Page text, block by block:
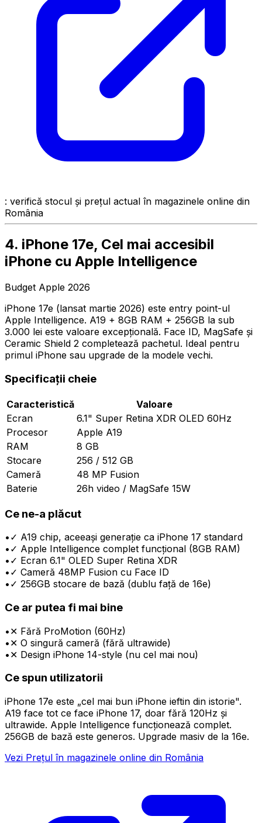
: verifică stocul și prețul actual în magazinele online din
România
4. iPhone 17e, Cel mai accesibil
iPhone cu Apple Intelligence
Budget Apple 2026
iPhone 17e (lansat martie 2026) este entry point-ul
Apple Intelligence. A19 + 8GB RAM + 256GB la sub
3.000 lei este valoare excepțională. Face ID, MagSafe și
Ceramic Shield 2 completează pachetul. Ideal pentru
primul iPhone sau upgrade de la modele vechi.
Specificații cheie
Caracteristică
Valoare
Ecran
6.1" Super Retina XDR OLED 60Hz
Procesor
Apple A19
RAM
8 GB
Stocare
256 / 512 GB
Cameră
48 MP Fusion
Baterie
26h video / MagSafe 15W
Ce ne-a plăcut
• ✓ A19 chip, aceeași generație ca iPhone 17 standard
• ✓ Apple Intelligence complet funcțional (8GB RAM)
• ✓ Ecran 6.1" OLED Super Retina XDR
• ✓ Cameră 48MP Fusion cu Face ID
• ✓ 256GB stocare de bază (dublu față de 16e)
Ce ar putea fi mai bine
• ✕ Fără ProMotion (60Hz)
• ✕ O singură cameră (fără ultrawide)
• ✕ Design iPhone 14-style (nu cel mai nou)
Ce spun utilizatorii
iPhone 17e este „cel mai bun iPhone ieftin din istorie".
A19 face tot ce face iPhone 17, doar fără 120Hz și
ultrawide. Apple Intelligence funcționează complet.
256GB de bază este generos. Upgrade masiv de la 16e.
Vezi Prețul în magazinele online din România